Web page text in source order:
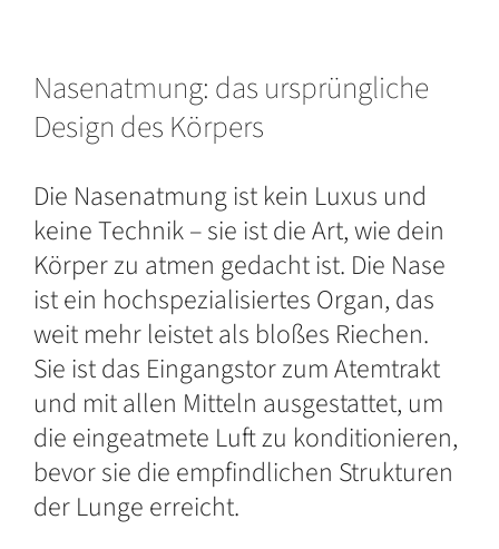
Nasenatmung: das ursprüngliche
Design des Körpers
Die Nasenatmung ist kein Luxus und
keine Technik – sie ist die Art, wie dein
Körper zu atmen gedacht ist. Die Nase
ist ein hochspezialisiertes Organ, das
weit mehr leistet als bloßes Riechen.
Sie ist das Eingangstor zum Atemtrakt
und mit allen Mitteln ausgestattet, um
die eingeatmete Luft zu konditionieren,
bevor sie die empfindlichen Strukturen
der Lunge erreicht.